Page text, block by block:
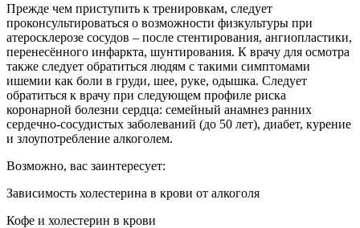
Прежде чем приступить к тренировкам, следует
проконсультироваться о возможности физкультуры при
атеросклерозе сосудов – после стентирования, ангиопластики,
перенесённого инфаркта, шунтирования. К врачу для осмотра
также следует обратиться людям с такими симптомами
ишемии как боли в груди, шее, руке, одышка. Следует
обратиться к врачу при следующем профиле риска
коронарной болезни сердца: семейный анамнез ранних
сердечно-сосудистых заболеваний (до 50 лет), диабет, курение
и злоупотребление алкоголем.
Возможно, вас заинтересует:
Зависимость холестерина в крови от алкоголя
Кофе и холестерин в крови